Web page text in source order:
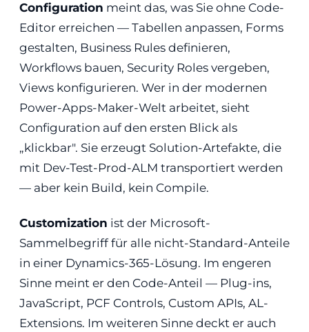
Configuration meint das, was Sie ohne Code-
Editor erreichen — Tabellen anpassen, Forms
gestalten, Business Rules definieren,
Workflows bauen, Security Roles vergeben,
Views konfigurieren. Wer in der modernen
Power-Apps-Maker-Welt arbeitet, sieht
Configuration auf den ersten Blick als
„klickbar". Sie erzeugt Solution-Artefakte, die
mit Dev-Test-Prod-ALM transportiert werden
— aber kein Build, kein Compile.
Customization ist der Microsoft-
Sammelbegriff für alle nicht-Standard-Anteile
in einer Dynamics-365-Lösung. Im engeren
Sinne meint er den Code-Anteil — Plug-ins,
JavaScript, PCF Controls, Custom APIs, AL-
Extensions. Im weiteren Sinne deckt er auch